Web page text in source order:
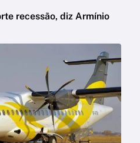
recessão, diz Armínio